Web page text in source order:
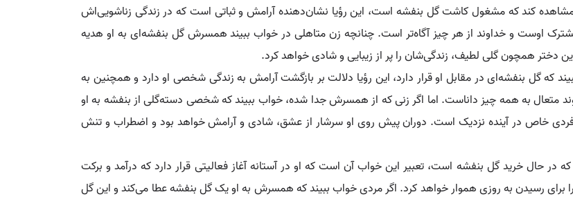
کند که مشغول کاشت گل بنفشه است، این رؤیا نشان‌دهنده آرامش و ثباتی است که در زندگی زناشویی‌اش
اوست و خداوند از هر چیز آگاه‌تر است. چنانچه زن متاهلی در خواب ببیند همسرش گل بنفشه‌ای به او هدیه
دختر همچون گلی لطیف، زندگی‌شان را پر از زیبایی و شادی خواهد کرد.
که گل بنفشه‌ای در مقابل او قرار دارد، این رؤیا دلالت بر بازگشت آرامش به زندگی شخصی او دارد و همچنین به
متعال به همه چیز داناست. اما اگر زنی که از همسرش جدا شده، خواب ببیند که شخصی دسته‌گلی از بنفشه به او
خاص در آینده نزدیک است. دوران پیش روی او سرشار از عشق، شادی و آرامش خواهد بود و اضطراب و تنش
در حال خرید گل بنفشه است، تعبیر این خواب آن است که او در آستانه آغاز فعالیتی قرار دارد که درآمد و برکت
برای رسیدن به روزی هموار خواهد کرد. اگر مردی خواب ببیند که همسرش به او یک گل بنفشه عطا می‌کند و این گل